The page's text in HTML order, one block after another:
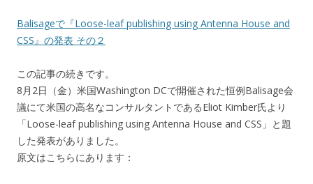
Balisageで『Loose-leaf publishing using Antenna House and
CSS』の発表 その２
この記事の続きです。
8月2日（金）米国Washington DCで開催された恒例Balisage会
議にて米国の高名なコンサルタントであるEliot Kimber氏より
「Loose-leaf publishing using Antenna House and CSS」と題
した発表がありました。
原文はこちらにあります：